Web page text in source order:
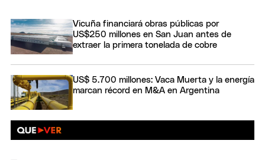
Vicuña financiará obras públicas por
US$250 millones en San Juan antes de
extraer la primera tonelada de cobre
US$ 5.700 millones: Vaca Muerta y la energía
marcan récord en M&A en Argentina